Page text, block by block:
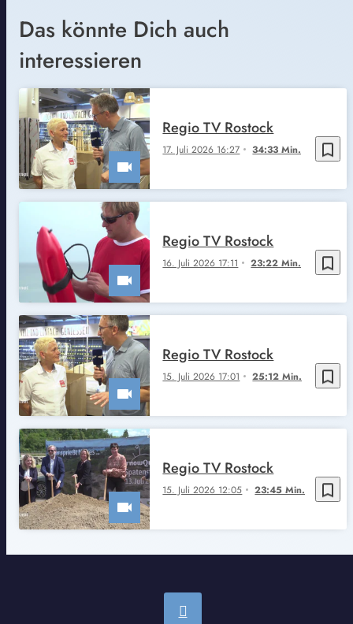
Das könnte Dich auch
interessieren
bookmark_border
17. Juli 2026 16:27 34:33 Min.
Regio TV Rostock
bookmark_border
16. Juli 2026 17:11 23:22 Min.
Regio TV Rostock
bookmark_border
15. Juli 2026 17:01 25:12 Min.
Regio TV Rostock
bookmark_border
15. Juli 2026 12:05 23:45 Min.
Regio TV Rostock